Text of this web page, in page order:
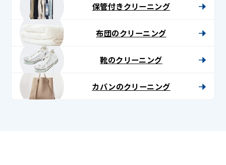
保管付きクリーニング
布団のクリーニング
靴のクリーニング
カバンのクリーニング